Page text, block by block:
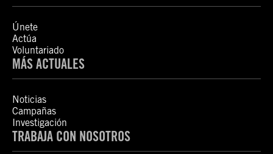
Únete
Actúa
Voluntariado
MÁS ACTUALES
Noticias
Campañas
Investigación
TRABAJA CON NOSOTROS